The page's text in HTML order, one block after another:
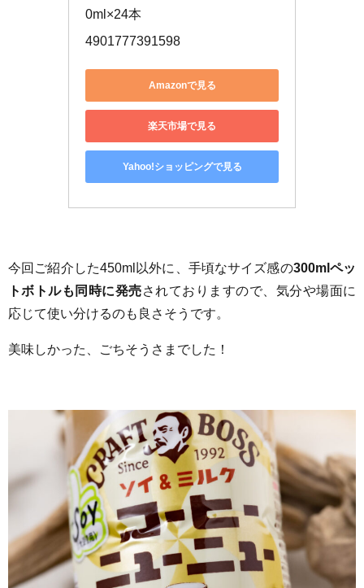
0ml×24本
4901777391598
Amazonで見る
楽天市場で見る
Yahoo!ショッピングで見る
今回ご紹介した450ml以外に、手頃なサイズ感の300mlペッ
トボトルも同時に発売されておりますので、気分や場面に
応じて使い分けるのも良さそうです。
美味しかった、ごちそうさまでした！